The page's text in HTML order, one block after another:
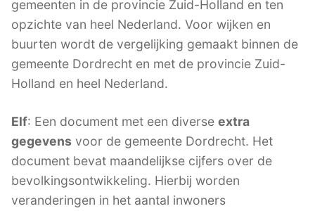
gemeenten in de provincie Zuid-Holland en ten
opzichte van heel Nederland. Voor wijken en
buurten wordt de vergelijking gemaakt binnen de
gemeente Dordrecht en met de provincie Zuid-
Holland en heel Nederland.
Elf: Een document met een diverse extra
gegevens voor de gemeente Dordrecht. Het
document bevat maandelijkse cijfers over de
bevolkingsontwikkeling. Hierbij worden
veranderingen in het aantal inwoners